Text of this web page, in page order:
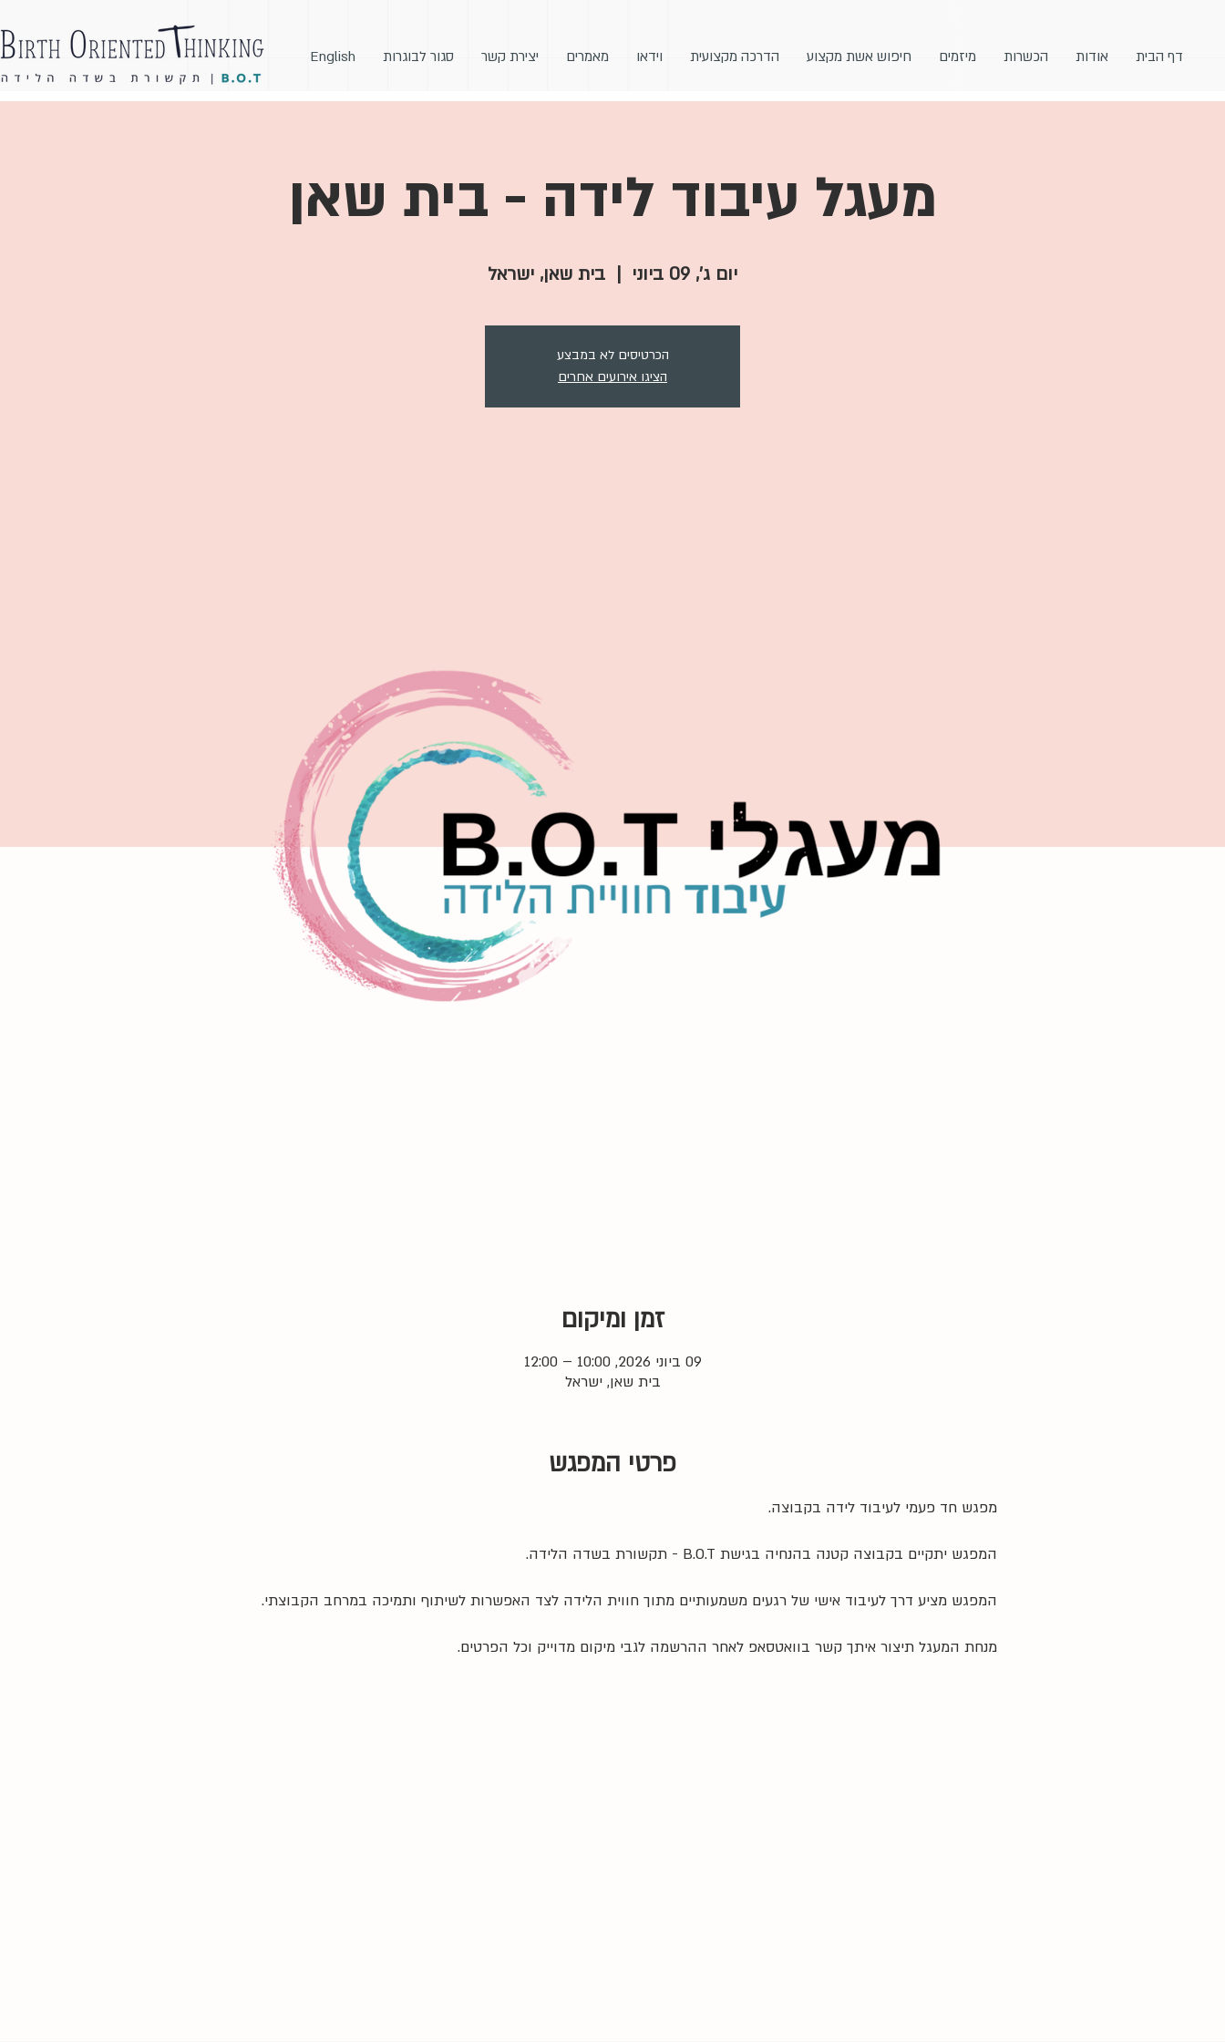
דף הבית אודות הכשרות מיזמים חיפוש אשת מקצוע הדרכה מקצועית וידאו מאמרים יצירת קשר סגור לבוגרות English
מעגל עיבוד לידה - בית שאן
יום ג׳, 09 ביוני בית שאן, ישראל
הכרטיסים לא במבצע
הציגו אירועים אחרים
זמן ומיקום
09 ביוני 2026, 10:00 – 12:00
בית שאן, ישראל
פרטי המפגש
מפגש חד פעמי לעיבוד לידה בקבוצה.
המפגש יתקיים בקבוצה קטנה בהנחיה בגישת B.O.T - תקשורת בשדה הלידה.
המפגש מציע דרך לעיבוד אישי של רגעים משמעותיים מתוך חווית הלידה לצד האפשרות לשיתוף ותמיכה במרחב הקבוצתי.
מנחת המעגל תיצור איתך קשר בוואטסאפ לאחר ההרשמה לגבי מיקום מדוייק וכל הפרטים.